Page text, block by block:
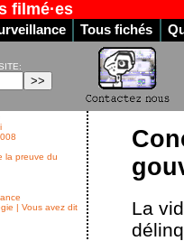
filmé·es
Tous fichés
La
la preuve du
| Vous avez dit